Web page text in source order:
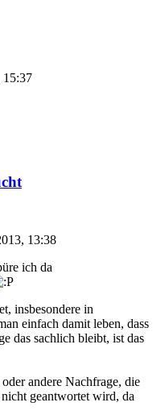
13:38
ich da
insbesondere in
einfach damit leben, dass
das sachlich bleibt, ist das
andere Nachfrage, die
geantwortet wird, da